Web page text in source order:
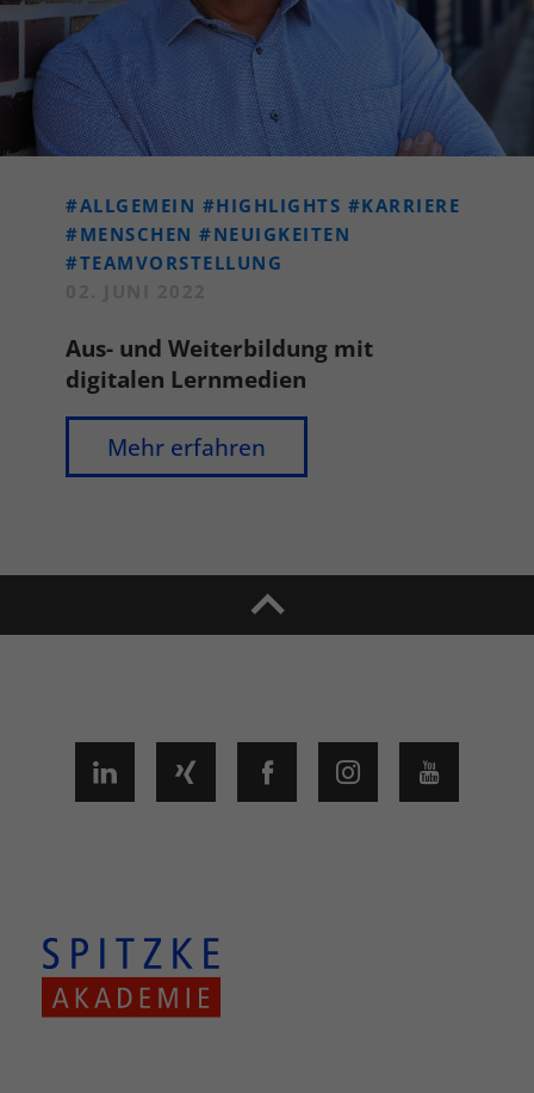
#ALLGEMEIN #HIGHLIGHTS #KARRIERE
#MENSCHEN #NEUIGKEITEN
#TEAMVORSTELLUNG
Aus- und Weiterbildung mit
digitalen Lernmedien
Mehr erfahren